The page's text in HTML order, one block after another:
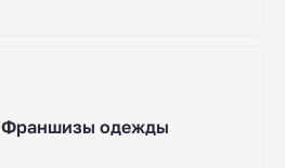
Франшизы одежды